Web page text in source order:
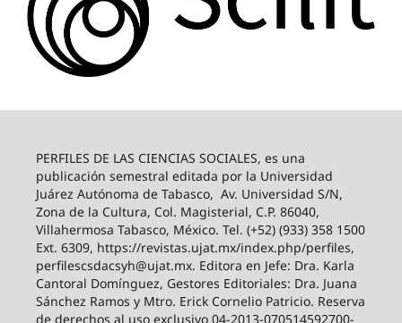
PERFILES DE LAS CIENCIAS SOCIALES, es una
publicación semestral editada por la Universidad
Juárez Autónoma de Tabasco, Av. Universidad S/N,
Zona de la Cultura, Col. Magisterial, C.P. 86040,
Villahermosa Tabasco, México. Tel. (+52) (933) 358 1500
Ext. 6309, https://revistas.ujat.mx/index.php/perfiles,
perfilescsdacsyh@ujat.mx. Editora en Jefe: Dra. Karla
Cantoral Domínguez, Gestores Editoriales: Dra. Juana
Sánchez Ramos y Mtro. Erick Cornelio Patricio. Reserva
de derechos al uso exclusivo 04-2013-070514592700-